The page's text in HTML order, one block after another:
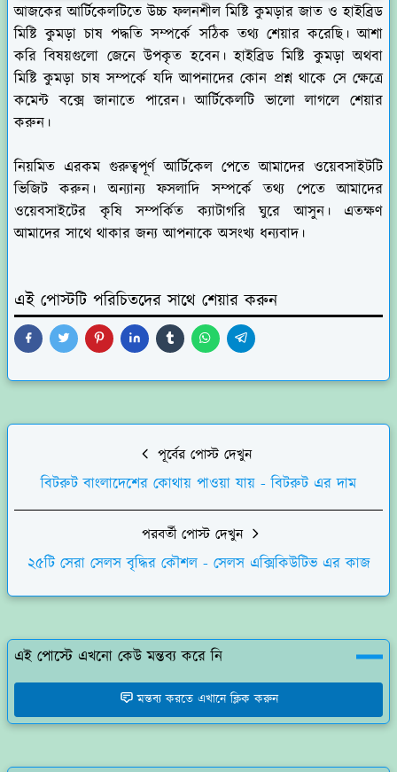
আজকের আর্টিকেলটিতে উচ্চ ফলনশীল মিষ্টি কুমড়ার জাত ও হাইব্রিড
মিষ্টি কুমড়া চাষ পদ্ধতি সম্পর্কে সঠিক তথ্য শেয়ার করেছি। আশা
করি বিষয়গুলো জেনে উপকৃত হবেন। হাইব্রিড মিষ্টি কুমড়া অথবা
মিষ্টি কুমড়া চাষ সম্পর্কে যদি আপনাদের কোন প্রশ্ন থাকে সে ক্ষেত্রে
কমেন্ট বক্সে জানাতে পারেন। আর্টিকেলটি ভালো লাগলে শেয়ার
করুন।
নিয়মিত এরকম গুরুত্বপূর্ণ আর্টিকেল পেতে আমাদের ওয়েবসাইটটি
ভিজিট করুন। অন্যান্য ফসলাদি সম্পর্কে তথ্য পেতে আমাদের
ওয়েবসাইটের কৃষি সম্পর্কিত ক্যাটাগরি ঘুরে আসুন। এতক্ষণ
আমাদের সাথে থাকার জন্য আপনাকে অসংখ্য ধন্যবাদ।
এই পোস্টটি পরিচিতদের সাথে শেয়ার করুন
পূর্বের পোস্ট দেখুন
বিটরুট বাংলাদেশের কোথায় পাওয়া যায় - বিটরুট এর দাম
পরবর্তী পোস্ট দেখুন
২৫টি সেরা সেলস বৃদ্ধির কৌশল - সেলস এক্সিকিউটিভ এর কাজ
এই পোস্টে এখনো কেউ মন্তব্য করে নি
মন্তব্য করতে এখানে ক্লিক করুন